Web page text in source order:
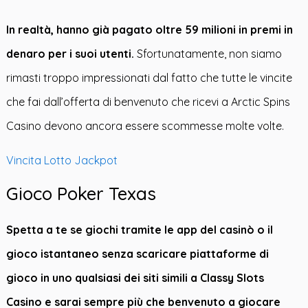
In realtà, hanno già pagato oltre 59 milioni in premi in
denaro per i suoi utenti. Sfortunatamente, non siamo
rimasti troppo impressionati dal fatto che tutte le vincite
che fai dall’offerta di benvenuto che ricevi a Arctic Spins
Casino devono ancora essere scommesse molte volte.
Vincita Lotto Jackpot
Gioco Poker Texas
Spetta a te se giochi tramite le app del casinò o il
gioco istantaneo senza scaricare piattaforme di
gioco in uno qualsiasi dei siti simili a Classy Slots
Casino e sarai sempre più che benvenuto a giocare